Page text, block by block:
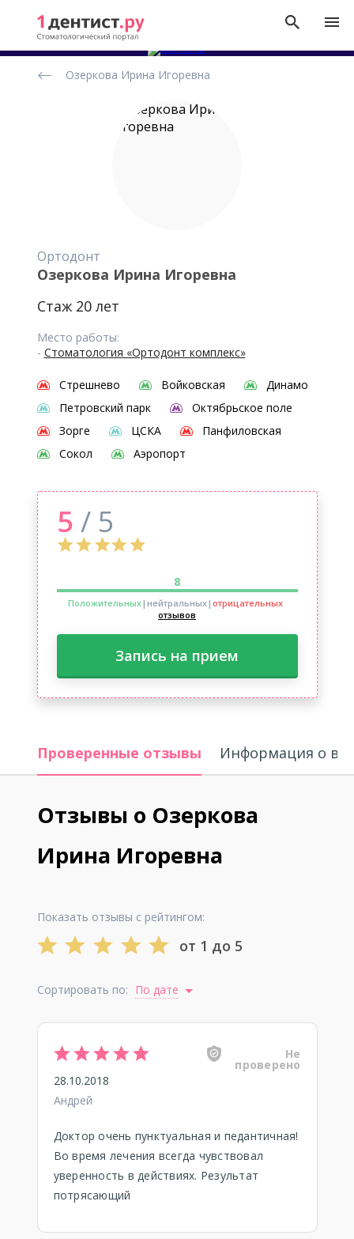
стоматологов
Озеркова Ирина Игоревна
Ортодонт
Озеркова Ирина Игоревна
Стаж 20 лет
Место работы:
- Стоматология «Ортодонт комплекс»
Стрешнево Войковская
Динамо
Петровский парк
Октябрьское поле
Зорге
ЦСКА
Панфиловская
Сокол
Аэропорт
5 / 5
8
Положительных|нейтральных| отрицательных
отзывов
Запись на прием
Проверенные отзывы Информация о
Отзывы о Озеркова
Ирина Игоревна
Показать отзывы с рейтингом:
от 1 до 5
Сортировать по: По дате
Не
проверено
28.10.2018
Андрей
Доктор очень пунктуальная и педантичная!
Во время лечения всегда чувствовал
уверенность в действиях. Результат
потрясающий